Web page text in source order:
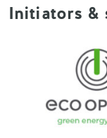
Initiators &